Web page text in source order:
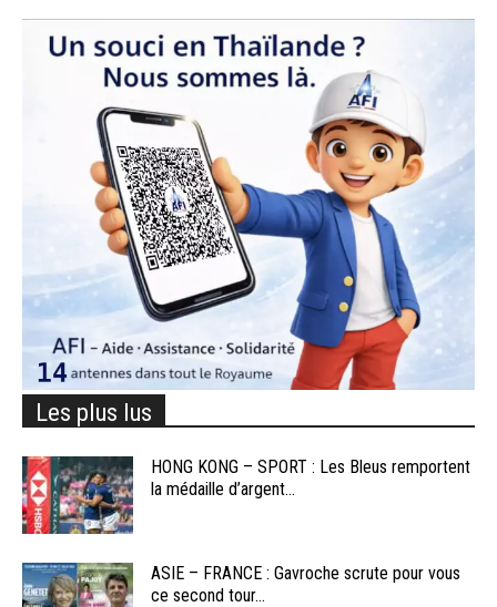
Les plus lus
HONG KONG – SPORT : Les Bleus remportent
la médaille d’argent...
ASIE – FRANCE : Gavroche scrute pour vous
ce second tour...